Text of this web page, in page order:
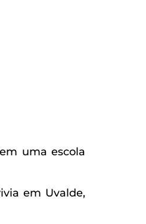
uma escola
em Uvalde,